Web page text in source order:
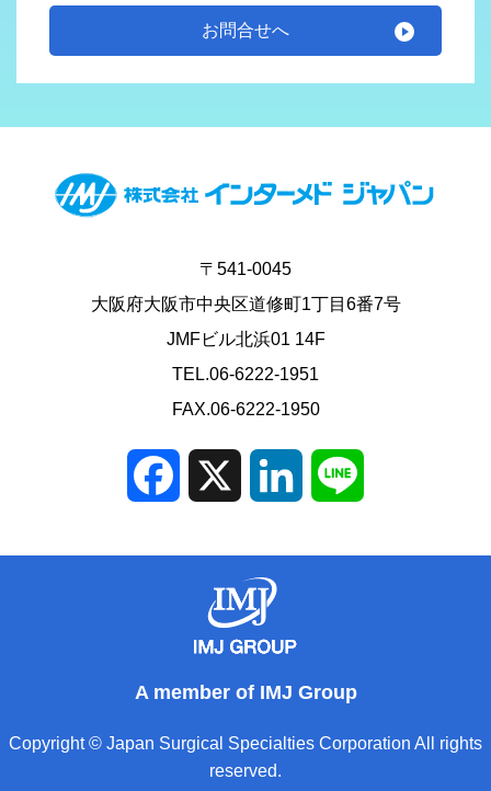
お問合せへ
〒541-0045
大阪府大阪市中央区道修町1丁目6番7号
JMFビル北浜01 14F
TEL.06-6222-1951
FAX.06-6222-1950
Facebook LinkedIn
A member of IMJ Group
Copyright © Japan Surgical Specialties Corporation All rights
reserved.